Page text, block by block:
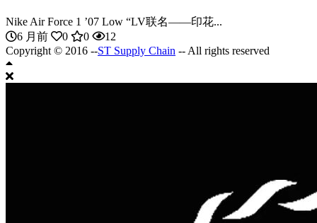
Nike Air Force 1 ’07 Low “LV联名——印花...
6 月前
0 0
12
Copyright © 2016 --ST Supply Chain -- All rights reserved